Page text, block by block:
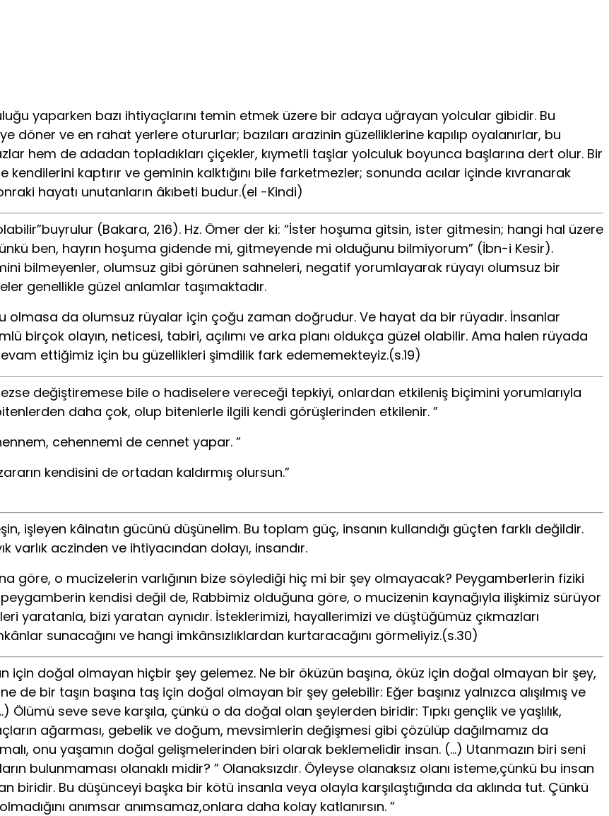
yaparken bazı ihtiyaçlarını temin etmek üzere bir adaya uğrayan yolcular gibidir. Bu
döner ve en rahat yerlere otururlar; bazıları arazinin güzelliklerine kapılıp oyalanırlar, bu
hem de adadan topladıkları çiçekler, kıymetli taşlar yolculuk boyunca başlarına dert olur. Bir
kaptırır ve geminin kalktığını bile farketmezler; sonunda acılar içinde kıvranarak
hayatı unutanların âkıbeti budur.(el -Kindi)
olabilir”buyrulur (Bakara, 216). Hz. Ömer der ki: “İster hoşuma gitsin, ister gitmesin; hangi hal üzere
ben, hayrın hoşuma gidende mi, gitmeyende mi olduğunu bilmiyorum” (İbn-i Kesir).
bilmeyenler, olumsuz gibi görünen sahneleri, negatif yorumlayarak rüyayı olumsuz bir
genellikle güzel anlamlar taşımaktadır.
olmasa da olumsuz rüyalar için çoğu zaman doğrudur. Ve hayat da bir rüyadır. İnsanlar
birçok olayın, neticesi, tabiri, açılımı ve arka planı oldukça güzel olabilir. Ama halen rüyada
ettiğimiz için bu güzellikleri şimdilik fark edememekteyiz.(s.19)
değiştiremese bile o hadiselere vereceği tepkiyi, onlardan etkileniş biçimini yorumlarıyla
daha çok, olup bitenlerle ilgili kendi görüşlerinden etkilenir. ”
cehennemi de cennet yapar. ”
kendisini de ortadan kaldırmış olursun.”
işleyen kâinatın gücünü düşünelim. Bu toplam güç, insanın kullandığı güçten farklı değildir.
aczinden ve ihtiyacından dolayı, insandır.
göre, o mucizelerin varlığının bize söylediği hiç mi bir şey olmayacak? Peygamberlerin fiziki
kendisi değil de, Rabbimiz olduğuna göre, o mucizenin kaynağıyla ilişkimiz sürüyor
yaratanla, bizi yaratan aynıdır. İsteklerimizi, hayallerimizi ve düştüğümüz çıkmazları
sunacağını ve hangi imkânsızlıklardan kurtaracağını görmeliyiz.(s.30)
için doğal olmayan hiçbir şey gelemez. Ne bir öküzün başına, öküz için doğal olmayan bir şey,
bir taşın başına taş için doğal olmayan bir şey gelebilir: Eğer başınız yalnızca alışılmış ve
seve seve karşıla, çünkü o da doğal olan şeylerden biridir: Tıpkı gençlik ve yaşlılık,
ağarması, gebelik ve doğum, mevsimlerin değişmesi gibi çözülüp dağılmamız da
onu yaşamın doğal gelişmelerinden biri olarak beklemelidir insan. (…) Utanmazın biri seni
bulunmaması olanaklı midir? ” Olanaksızdır. Öyleyse olanaksız olanı isteme,çünkü bu insan
biridir. Bu düşünceyi başka bir kötü insanla veya olayla karşılaştığında da aklında tut. Çünkü
anımsar anımsamaz,onlara daha kolay katlanırsın. ”